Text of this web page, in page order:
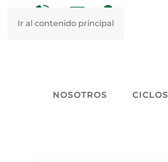
Ir al contenido principal
NOSOTROS CICLOS